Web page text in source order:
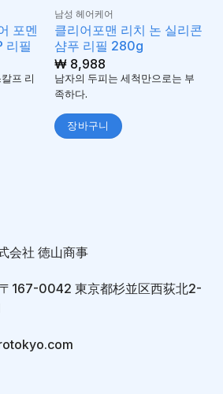
포멘
리필
프 리
남성 헤어케어
클리어포맨 리치 논 실리콘
샴푸 리필 280g
₩8,988
남자의 두피는 세척만으로는 부
족하다.
장바구니
会社 徳山商事
167-0042 東京都杉並区西荻北2-